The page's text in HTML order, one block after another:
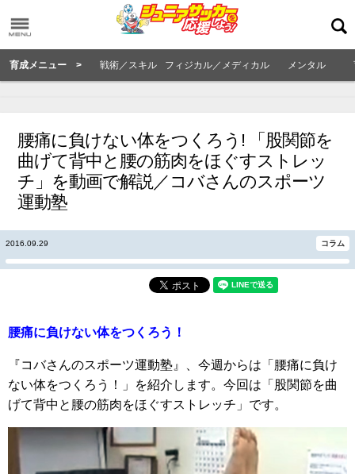
育成メニュー > 戦術／スキル フィジカル／メディカル メンタル
腰痛に負けない体をつくろう! 「股関節を
曲げて背中と腰の筋肉をほぐすストレッ
チ」を動画で解説／コバさんのスポーツ
運動塾
2016.09.29 コラム
腰痛に負けない体をつくろう！
『コバさんのスポーツ運動塾』、今週からは「腰痛に負け
ない体をつくろう！」を紹介します。今回は「股関節を曲
げて背中と腰の筋肉をほぐすストレッチ」です。